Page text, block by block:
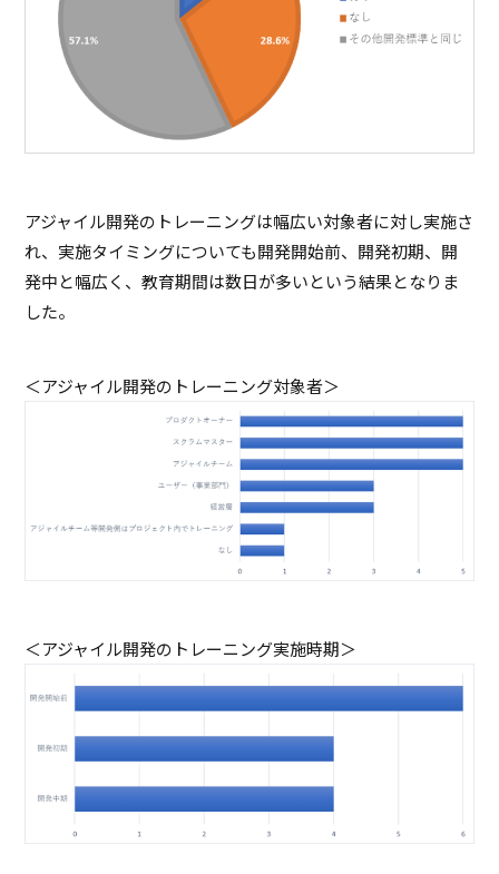
アジャイル開発のトレーニングは幅広い対象者に対し実施さ
れ、実施タイミングについても開発開始前、開発初期、開
発中と幅広く、教育期間は数日が多いという結果となりま
した。
＜アジャイル開発のトレーニング対象者＞
＜アジャイル開発のトレーニング実施時期＞